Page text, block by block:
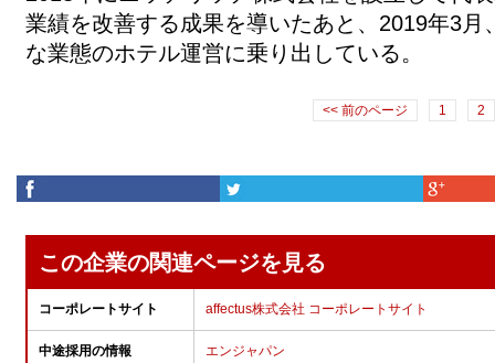
業績を改善する成果を導いたあと、2019年3
な業態のホテル運営に乗り出している。
<< 前のページ 1 2
この企業の関連ページを見る
コーポレートサイト affectus株式会社 コーポレートサイト
中途採用の情報 エンジャパン